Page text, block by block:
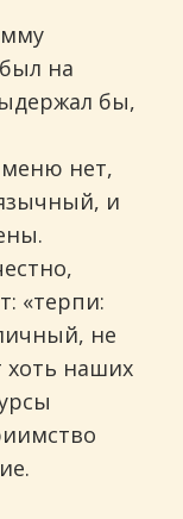
на
бы,
меню нет,
и
«терпи:
не
хоть наших